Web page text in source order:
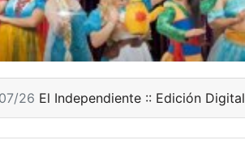
26 El Independiente :: Edición Digital